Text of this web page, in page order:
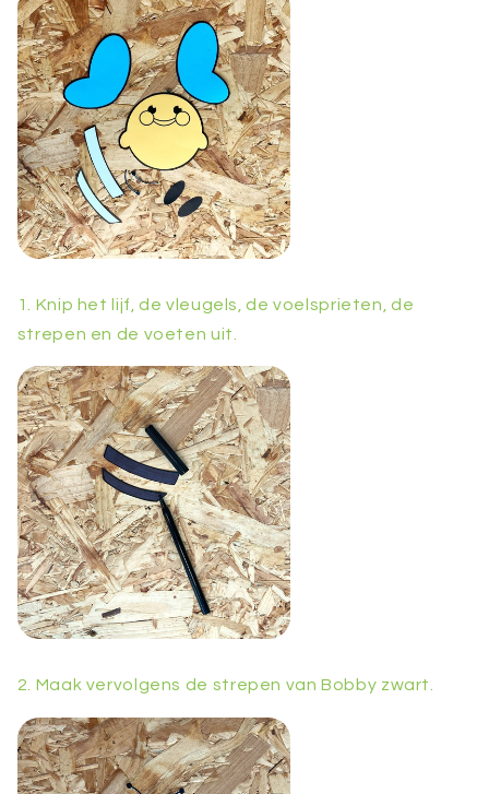
1. Knip het lijf, de vleugels, de voelsprieten, de
strepen en de voeten uit.
2. Maak vervolgens de strepen van Bobby zwart.